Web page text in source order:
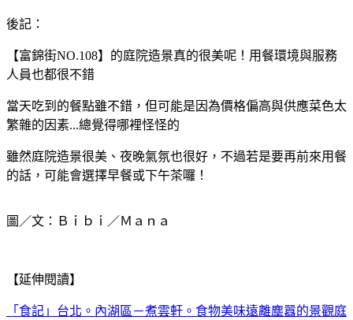
後記：
【富錦街NO.108】的庭院造景真的很美呢！用餐環境與服務
人員也都很不錯
當天吃到的餐點雖不錯，但可能是因為價格偏高與供應菜色太
繁雜的因素...總覺得哪裡怪怪的
雖然庭院造景很美、夜晚氣氛也很好，不過若是要再前來用餐
的話，可能會選擇早餐或下午茶囉！
圖／文：Ｂｉｂｉ／Ｍａｎａ
【延伸閱讀】
「食記」台北。內湖區－煮雲軒。食物美味遠離塵囂的景觀庭